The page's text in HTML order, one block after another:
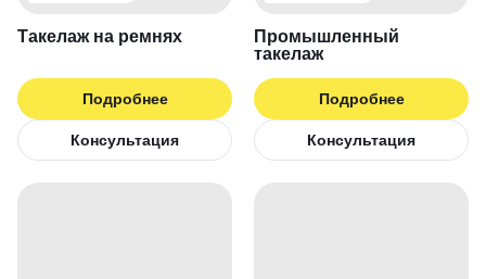
Такелаж на ремнях
Подробнее
Консультация
Промышленный
такелаж
Подробнее
Консультация